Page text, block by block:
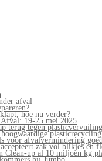
afval
hoe nu verder?
19-25 mei 2025
terug tegen plasticvervuiling
voor afvalvermindering
zak vol blikjes en
Clean-up al 10 miljoen kg